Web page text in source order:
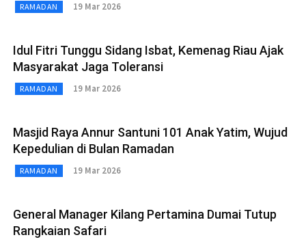
RAMADAN 19 Mar 2026
Idul Fitri Tunggu Sidang Isbat, Kemenag Riau Ajak
Masyarakat Jaga Toleransi
RAMADAN 19 Mar 2026
Masjid Raya Annur Santuni 101 Anak Yatim, Wujud
Kepedulian di Bulan Ramadan
RAMADAN 19 Mar 2026
General Manager Kilang Pertamina Dumai Tutup
Rangkaian Safari